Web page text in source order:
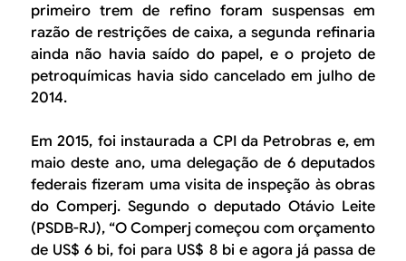
primeiro trem de refino foram suspensas em
razão de restrições de caixa, a segunda refinaria
ainda não havia saído do papel, e o projeto de
petroquímicas havia sido cancelado em julho de
2014.
Em 2015, foi instaurada a CPI da Petrobras e, em
maio deste ano, uma delegação de 6 deputados
federais fizeram uma visita de inspeção às obras
do Comperj. Segundo o deputado Otávio Leite
(PSDB-RJ), “O Comperj começou com orçamento
de US$ 6 bi, foi para US$ 8 bi e agora já passa de